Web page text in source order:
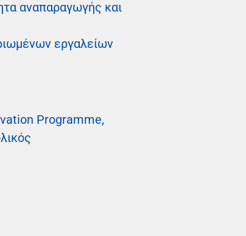
αναπαραγωγής και
εργαλείων
Programme,